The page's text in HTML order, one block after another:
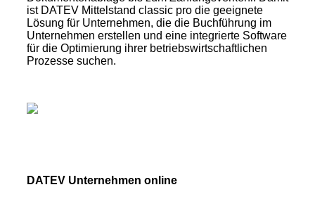
ist DATEV Mittelstand classic pro die geeignete
Lösung für Unternehmen, die die Buchführung im
Unternehmen erstellen und eine integrierte Software
für die Optimierung ihrer betriebswirtschaftlichen
Prozesse suchen.
DATEV Unternehmen online